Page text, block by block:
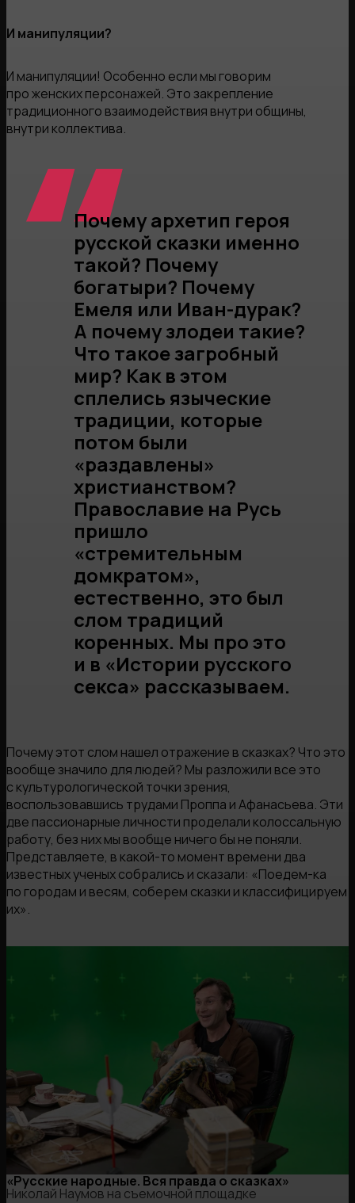
И манипуляции?
И манипуляции! Особенно если мы говорим
про женских персонажей. Это закрепление
традиционного взаимодействия внутри общины,
внутри коллектива.
Почему архетип героя
русской сказки именно
такой? Почему
богатыри? Почему
Емеля или Иван-дурак?
А почему злодеи такие?
Что такое загробный
мир? Как в этом
сплелись языческие
традиции, которые
потом были
«раздавлены»
христианством?
Православие на Русь
пришло
«стремительным
домкратом»,
естественно, это был
слом традиций
коренных. Мы про это
и в «Истории русского
секса» рассказываем.
Почему этот слом нашел отражение в сказках? Что это
вообще значило для людей? Мы разложили все это
с культурологической точки зрения,
воспользовавшись трудами Проппа и Афанасьева. Эти
две пассионарные личности проделали колоссальную
работу, без них мы вообще ничего бы не поняли.
Представляете, в какой-то момент времени два
известных ученых собрались и сказали: «Поедем-ка
по городам и весям, соберем сказки и классифицируем
их».
«Русские народные. Вся правда о сказках»
Николай Наумов на съемочной площадке